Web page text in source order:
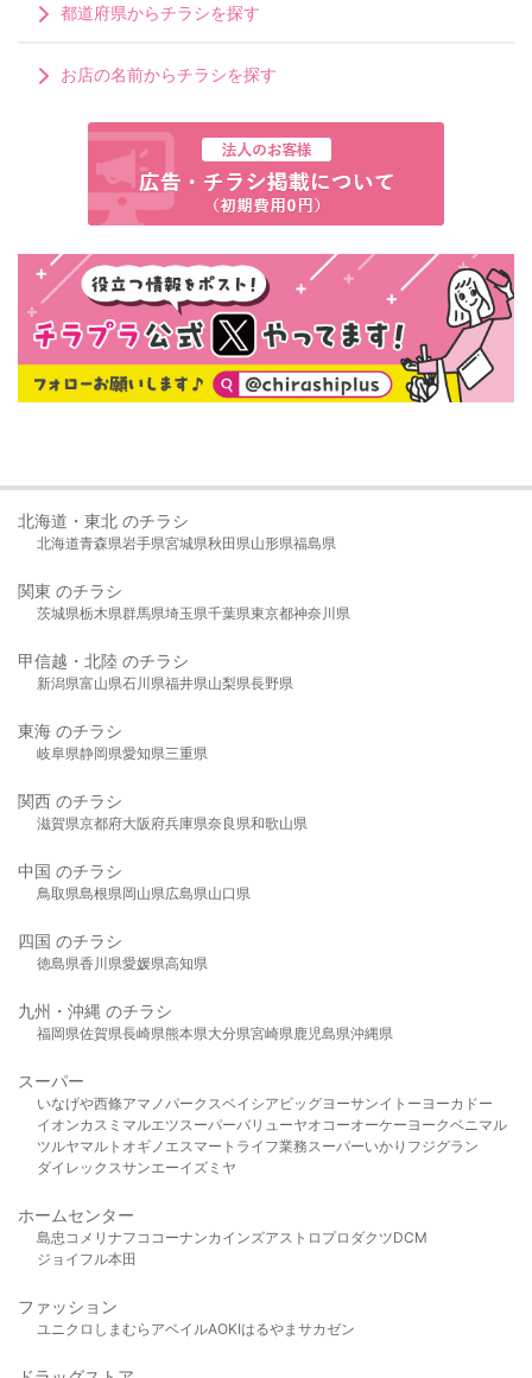
都道府県からチラシを探す
お店の名前からチラシを探す
北海道・東北 のチラシ
北海道青森県岩手県宮城県秋田県山形県福島県
関東 のチラシ
茨城県栃木県群馬県埼玉県千葉県東京都神奈川県
甲信越・北陸 のチラシ
新潟県富山県石川県福井県山梨県長野県
東海 のチラシ
岐阜県静岡県愛知県三重県
関西 のチラシ
滋賀県京都府大阪府兵庫県奈良県和歌山県
中国 のチラシ
鳥取県島根県岡山県広島県山口県
四国 のチラシ
徳島県香川県愛媛県高知県
九州・沖縄 のチラシ
福岡県佐賀県長崎県熊本県大分県宮崎県鹿児島県沖縄県
スーパー
いなげや西條アマノパークスベイシア ビッグヨーサンイトーヨーカドー
イオンカスミ マルエツスーパーバリューヤオコーオーケー ヨークベニマル
ツルヤマルト オギノ エスマート ライフ業務スーパーいかり フジグラン
ダイレックスサンエーイズミヤ
ホームセンター
島忠 コメリ ナフコ コーナンカインズアストロプロダクツDCM
ジョイフル本田
ファッション
ユニクロ しまむら アベイルAOKIはるやま サカゼン